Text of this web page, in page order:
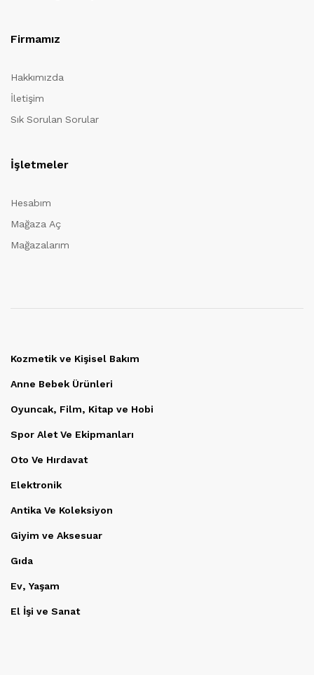
Firmamız
Hakkımızda
İletişim
Sık Sorulan Sorular
İşletmeler
Hesabım
Mağaza Aç
Mağazalarım
Kozmetik ve Kişisel Bakım
Anne Bebek Ürünleri
Oyuncak, Film, Kitap ve Hobi
Spor Alet Ve Ekipmanları
Oto Ve Hırdavat
Elektronik
Antika Ve Koleksiyon
Giyim ve Aksesuar
Gıda
Ev, Yaşam
El İşi ve Sanat